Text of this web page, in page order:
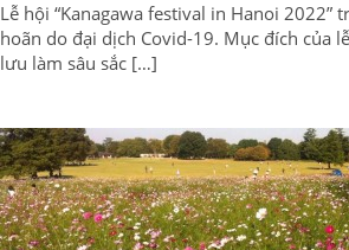
Lễ hội “Kanagawa festival in Hanoi 2022”
hoãn do đại dịch Covid-19. Mục đích của
lưu làm sâu sắc […]